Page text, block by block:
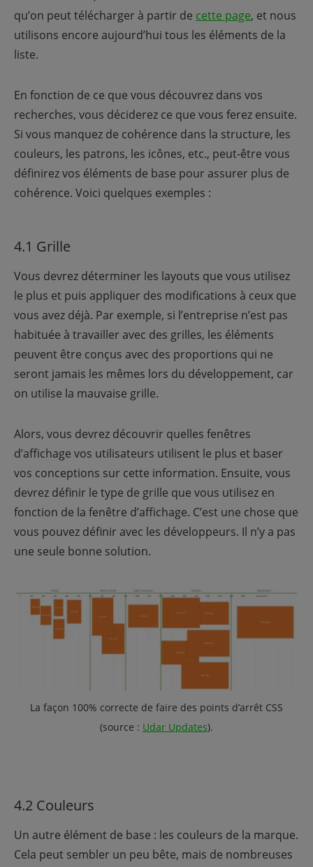
qu’on peut télécharger à partir de cette page, et nous
utilisons encore aujourd’hui tous les éléments de la
liste.
En fonction de ce que vous découvrez dans vos
recherches, vous déciderez ce que vous ferez ensuite.
Si vous manquez de cohérence dans la structure, les
couleurs, les patrons, les icônes, etc., peut-être vous
définirez vos éléments de base pour assurer plus de
cohérence. Voici quelques exemples :
4.1 Grille
Vous devrez déterminer les layouts que vous utilisez
le plus et puis appliquer des modifications à ceux que
vous avez déjà. Par exemple, si l’entreprise n’est pas
habituée à travailler avec des grilles, les éléments
peuvent être conçus avec des proportions qui ne
seront jamais les mêmes lors du développement, car
on utilise la mauvaise grille.
Alors, vous devrez découvrir quelles fenêtres
d’affichage vos utilisateurs utilisent le plus et baser
vos conceptions sur cette information. Ensuite, vous
devrez définir le type de grille que vous utilisez en
fonction de la fenêtre d’affichage. C’est une chose que
vous pouvez définir avec les développeurs. Il n’y a pas
une seule bonne solution.
La façon 100% correcte de faire des points d’arrêt CSS
(source : Udar Updates).
4.2 Couleurs
Un autre élément de base : les couleurs de la marque.
Cela peut sembler un peu bête, mais de nombreuses